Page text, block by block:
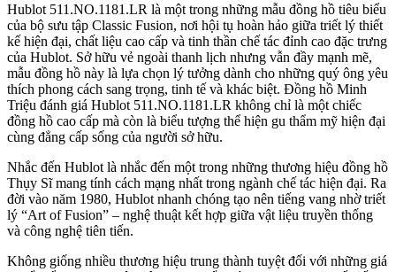
Hublot 511.NO.1181.LR là một trong những mẫu đồng hồ tiêu biểu
của bộ sưu tập Classic Fusion, nơi hội tụ hoàn hảo giữa triết lý thiết
kế hiện đại, chất liệu cao cấp và tinh thần chế tác đỉnh cao đặc trưng
của Hublot. Sở hữu vẻ ngoài thanh lịch nhưng vẫn đầy mạnh mẽ,
mẫu đồng hồ này là lựa chọn lý tưởng dành cho những quý ông yêu
thích phong cách sang trọng, tinh tế và khác biệt. Đồng hồ Minh
Triệu đánh giá Hublot 511.NO.1181.LR không chỉ là một chiếc
đồng hồ cao cấp mà còn là biểu tượng thể hiện gu thẩm mỹ hiện đại
cùng đẳng cấp sống của người sở hữu.
Nhắc đến Hublot là nhắc đến một trong những thương hiệu đồng hồ
Thụy Sĩ mang tính cách mạng nhất trong ngành chế tác hiện đại. Ra
đời vào năm 1980, Hublot nhanh chóng tạo nên tiếng vang nhờ triết
lý “Art of Fusion” – nghệ thuật kết hợp giữa vật liệu truyền thống
và công nghệ tiên tiến.
Không giống nhiều thương hiệu trung thành tuyệt đối với những giá